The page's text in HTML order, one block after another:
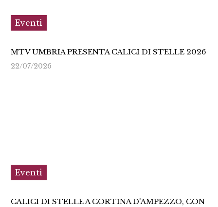
Eventi
MTV UMBRIA PRESENTA CALICI DI STELLE 2026
22/07/2026
Eventi
CALICI DI STELLE A CORTINA D'AMPEZZO, CON